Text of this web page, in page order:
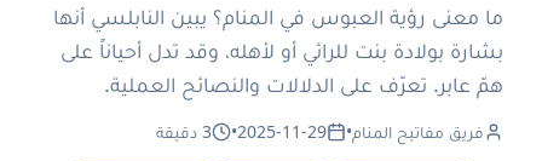
ما معنى رؤية العبوس في المنام؟ يبين النابلسي أنها
بشارة بولادة بنت للرائي أو لأهله، وقد تدل أحياناً على
همّ عابر. تعرّف على الدلالات والنصائح العملية.
فريق مفاتيح المنام•
2025-11-29
• 3 دقيقة